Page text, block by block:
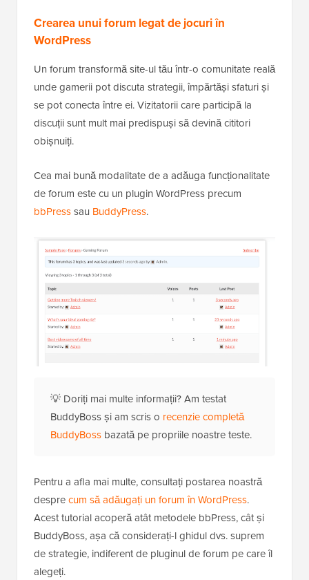
Crearea unui forum legat de jocuri în
WordPress
Un forum transformă site-ul tău într-o comunitate reală
unde gamerii pot discuta strategii, împărtăși sfaturi și
se pot conecta între ei. Vizitatorii care participă la
discuții sunt mult mai predispuși să devină cititori
obișnuiți.
Cea mai bună modalitate de a adăuga funcționalitate
de forum este cu un plugin WordPress precum
bbPresssau BuddyPress.
💡 Doriți mai multe informații? Am testat
BuddyBoss și am scris o recenzie completă
BuddyBoss bazată pe propriile noastre teste.
Pentru a afla mai multe, consultați postarea noastră
desprecum să adăugați un forum în WordPress.
Acest tutorial acoperă atât metodele bbPress, cât și
BuddyBoss, așa că considerați-l ghidul dvs. suprem
de strategie, indiferent de pluginul de forum pe care îl
alegeți.